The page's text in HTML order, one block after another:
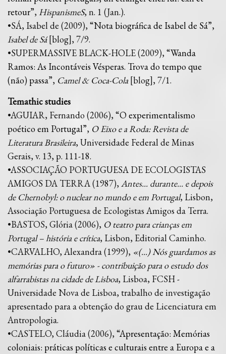
retour”, HispanismeS, n. 1 (Jan.).
•SÁ, Isabel de (2009), “Nota biográfica de Isabel de Sá”,
Isabel de Sá[blog], 7/9.
•SUPERMASSIVE BLACK-HOLE (2009), “Wanda
Ramos: As Incontáveis Vésperas. Trova do tempo que
(não) passa”, Camel & Coca-Cola[blog], 7/1.
Temathic studies
•AGUIAR, Fernando (2006), “O experimentalismo
poético em Portugal”, O Eixo e a Roda: Revista de
Literatura Brasileira, Universidade Federal de Minas
Gerais, v. 13, p. 111-18.
•ASSOCIAÇÃO PORTUGUESA DE ECOLOGISTAS
AMIGOS DA TERRA (1987), Antes... durante... e depois
de Chernobyl: o nuclear no mundo e em Portugal, Lisbon,
Associação Portuguesa de Ecologistas Amigos da Terra.
•BASTOS, Glória (2006), O teatro para crianças em
Portugal – história e crítica, Lisbon, Editorial Caminho.
•CARVALHO, Alexandra (1999), «(...) Nós guardamos as
memórias para o futuro» - contribuição para o estudo dos
alfarrabistas na cidade de Lisboa, Lisboa, FCSH -
Universidade Nova de Lisboa, trabalho de investigação
apresentado para a obtenção do grau de Licenciatura em
Antropologia.
•CASTELO, Cláudia (2006), “Apresentação: Memórias
coloniais: práticas políticas e culturais entre a Europa e a